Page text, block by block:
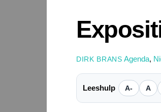
DIRK BRANS Agenda,
Leeshulp A- A